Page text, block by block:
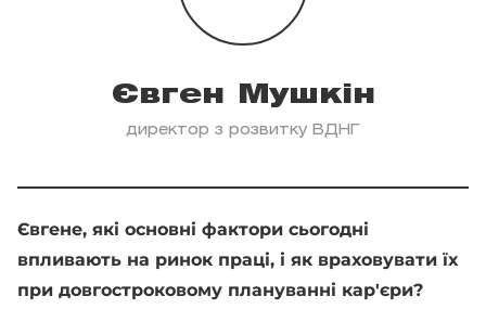
Євген Мушкін
директор з розвитку ВДНГ
Євгене, які основні фактори сьогодні
впливають на ринок праці, і як враховувати їх
при довгостроковому плануванні кар'єри?